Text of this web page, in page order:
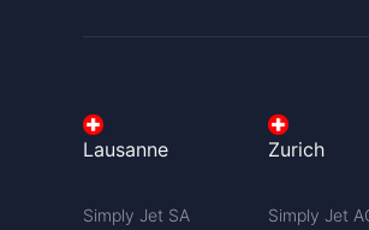
Lausanne
Simply Jet SA
Zurich
Simply Jet